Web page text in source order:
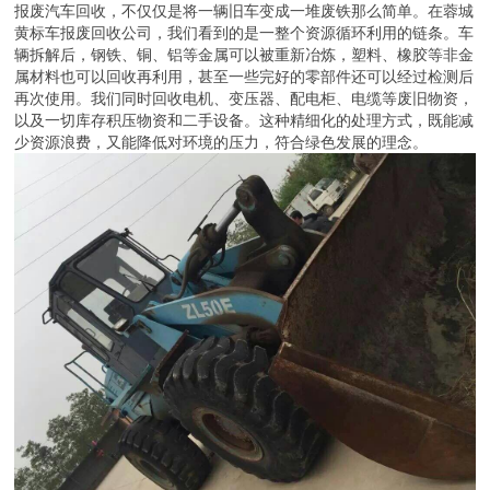
报废汽车回收，不仅仅是将一辆旧车变成一堆废铁那么简单。在蓉城
黄标车报废回收公司，我们看到的是一整个资源循环利用的链条。车
辆拆解后，钢铁、铜、铝等金属可以被重新冶炼，塑料、橡胶等非金
属材料也可以回收再利用，甚至一些完好的零部件还可以经过检测后
再次使用。我们同时回收电机、变压器、配电柜、电缆等废旧物资，
以及一切库存积压物资和二手设备。这种精细化的处理方式，既能减
少资源浪费，又能降低对环境的压力，符合绿色发展的理念。